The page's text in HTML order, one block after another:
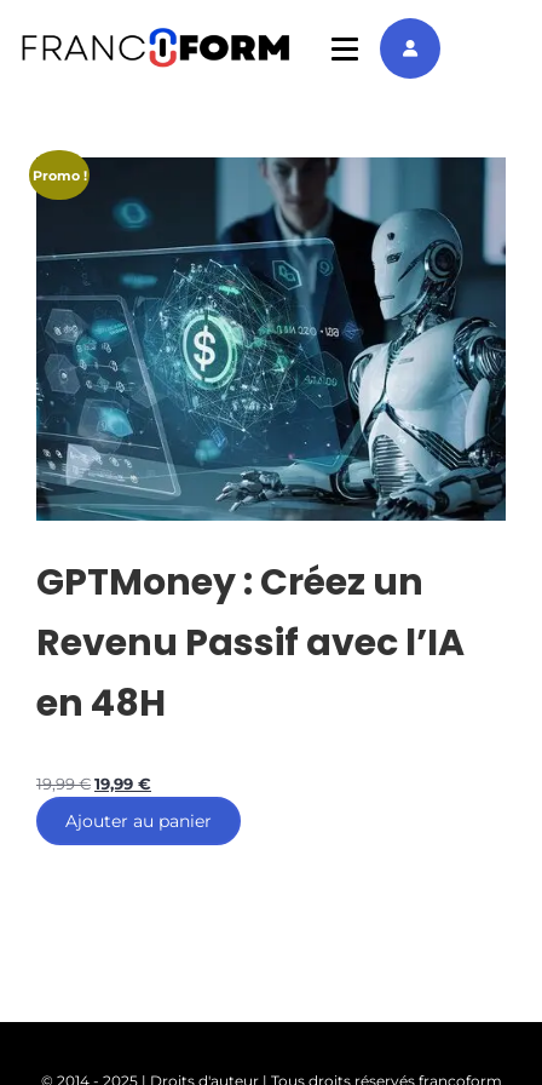
Promo !
GPTMoney : Créez un
Revenu Passif avec l’IA
en 48H
19,99€19,99 €
Ajouter au panier
© 2014 - 2025 | Droits d'auteur | Tous droits réservés francoform